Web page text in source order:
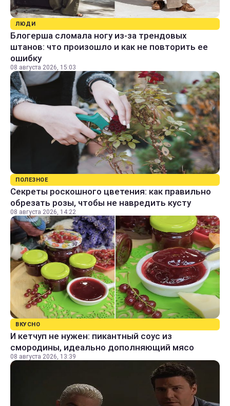
ЛЮДИ
Блогерша сломала ногу из-за трендовых
штанов: что произошло и как не повторить ее
ошибку
08 августа 2026, 15:03
ПОЛЕЗНОЕ
Секреты роскошного цветения: как правильно
обрезать розы, чтобы не навредить кусту
08 августа 2026, 14:22
ВКУСНО
И кетчуп не нужен: пикантный соус из
смородины, идеально дополняющий мясо
08 августа 2026, 13:39